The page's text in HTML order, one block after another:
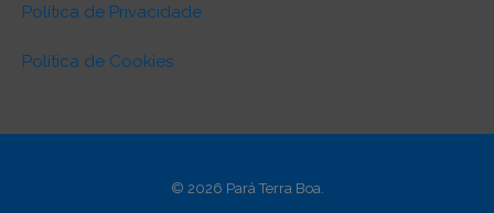
Política de Privacidade
Política de Cookies
© 2026 Pará Terra Boa.